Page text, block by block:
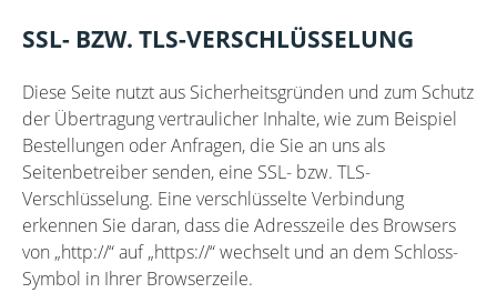
SSL- BZW. TLS-VERSCHLÜSSELUNG
Diese Seite nutzt aus Sicherheitsgründen und zum Schutz
der Übertragung vertraulicher Inhalte, wie zum Beispiel
Bestellungen oder Anfragen, die Sie an uns als
Seitenbetreiber senden, eine SSL- bzw. TLS-
Verschlüsselung. Eine verschlüsselte Verbindung
erkennen Sie daran, dass die Adresszeile des Browsers
von „http://“ auf „https://“ wechselt und an dem Schloss-
Symbol in Ihrer Browserzeile.